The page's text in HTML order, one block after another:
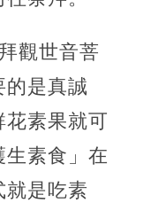
觀世音菩
的是真誠
素果就可
生素食」在
就是吃素